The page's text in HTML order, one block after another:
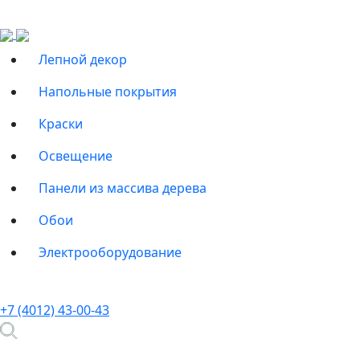
Лепной декор
Напольные покрытия
Краски
Освещение
Панели из массива дерева
Обои
Электрооборудование
+7 (4012) 43-00-43